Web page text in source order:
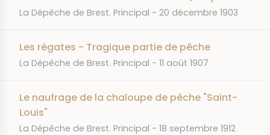
JOURNAL
La Dépêche de Brest. Principal DATE
20 décembre 1903
Les régates - Tragique partie de pêche
JOURNAL
La Dépêche de Brest. Principal DATE
11 août 1907
Le naufrage de la chaloupe de pêche "Saint-
Louis"
JOURNAL
La Dépêche de Brest. Principal DATE
18 septembre 1912